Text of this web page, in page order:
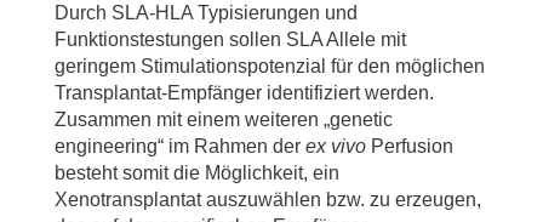
Durch SLA-HLA Typisierungen und
Funktionstestungen sollen SLA Allele mit
geringem Stimulationspotenzial für den möglichen
Transplantat-Empfänger identifiziert werden.
Zusammen mit einem weiteren „genetic
engineering“ im Rahmen der ex vivo Perfusion
besteht somit die Möglichkeit, ein
Xenotransplantat auszuwählen bzw. zu erzeugen,